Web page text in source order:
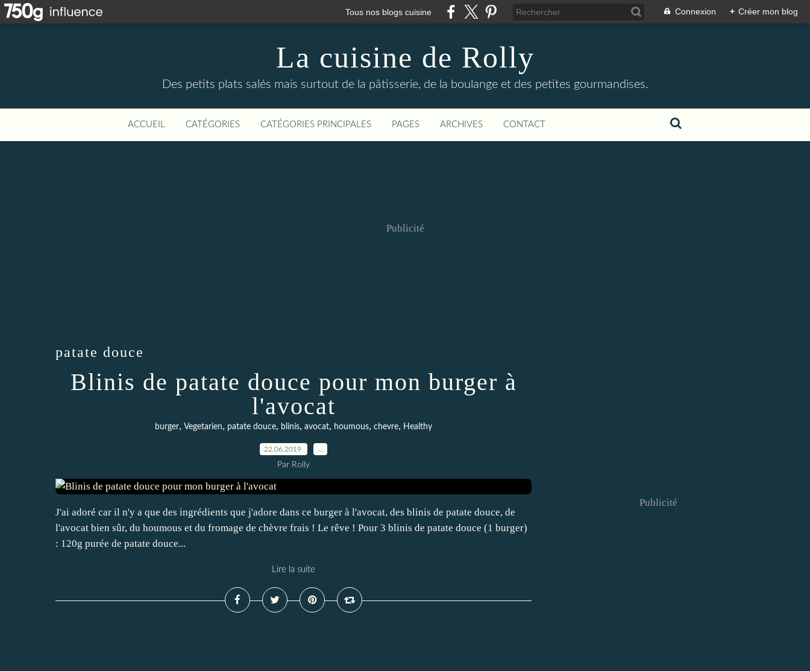
Tous nos blogs cuisine Connexion + Créer mon blog
La cuisine de Rolly
Des petits plats salés mais surtout de la pâtisserie, de la boulange et des petites gourmandises.
ACCUEIL CATÉGORIES CATÉGORIES PRINCIPALES PAGES ARCHIVES CONTACT
Publicité
patate douce
Blinis de patate douce pour mon burger à
l'avocat
burger, Vegetarien, patate douce, blinis, avocat, houmous, chevre, Healthy
22.06.2019
Par Rolly
J'ai adoré car il n'y a que des ingrédients que j'adore dans ce burger à l'avocat, des blinis de patate douce, de
l'avocat bien sûr, du houmous et du fromage de chèvre frais ! Le rêve ! Pour 3 blinis de patate douce (1 burger)
: 120g purée de patate douce...
Lire la suite
Publicité